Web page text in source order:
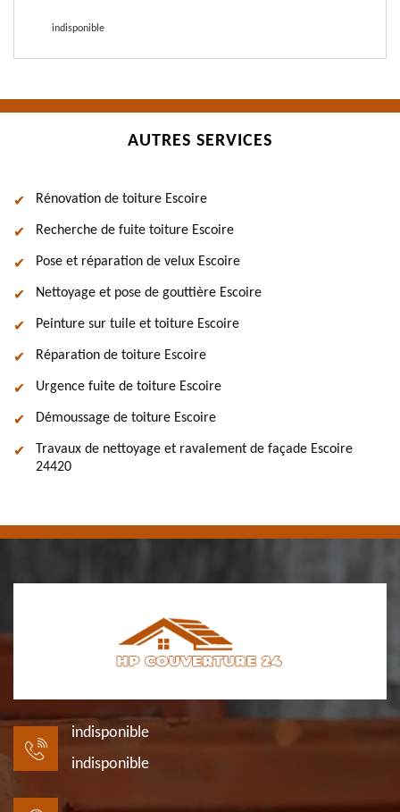
indisponible
AUTRES SERVICES
Rénovation de toiture Escoire
Recherche de fuite toiture Escoire
Pose et réparation de velux Escoire
Nettoyage et pose de gouttière Escoire
Peinture sur tuile et toiture Escoire
Réparation de toiture Escoire
Urgence fuite de toiture Escoire
Démoussage de toiture Escoire
Travaux de nettoyage et ravalement de façade Escoire
24420
indisponible
indisponible